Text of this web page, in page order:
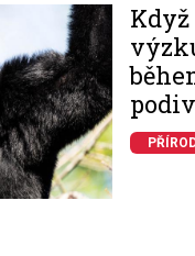
Když